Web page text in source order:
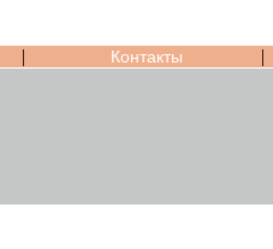
| Контакты |